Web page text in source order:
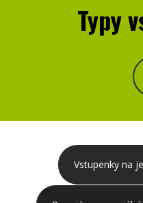
Typy
Vstupenky na